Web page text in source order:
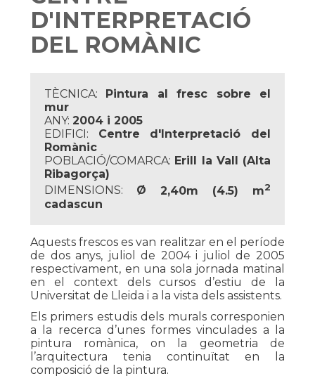
D'INTERPRETACIÓ
DEL ROMÀNIC
TÈCNICA:
Pintura al fresc sobre el
mur
ANY:2004 i 2005
EDIFICI: Centre d'Interpretació del
Romànic
POBLACIÓ/COMARCA: Erill la Vall (Alta
Ribagorça)
DIMENSIONS: Ø 2,40m (4.5) m2
cadascun
Aquests frescos es van realitzar en el període
de dos anys, juliol de 2004 i juliol de 2005
respectivament, en una sola jornada matinal
en el context dels cursos d’estiu de la
Universitat de Lleida i a la vista dels assistents.
Els primers estudis dels murals corresponien
a la recerca d’unes formes vinculades a la
pintura romànica, on la geometria de
l’arquitectura tenia continuïtat en la
composició de la pintura.